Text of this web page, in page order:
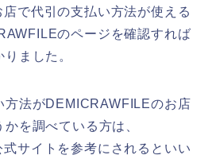
で代引の支払い方法が使える
のページを確認すれば
ました。
方法がDEMICRAWFILEのお店
を調べている方は、
サイトを参考にされるといい